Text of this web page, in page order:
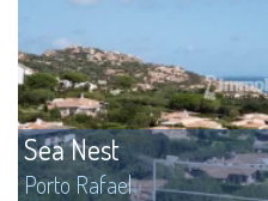
Sea Nest
Porto Rafael